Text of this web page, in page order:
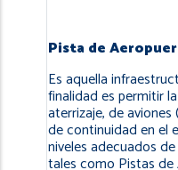
Pista de
Es aquella
finalidad es permitir
aterrizaje, de
de continuidad en el
niveles adecuados
tales como Pistas de